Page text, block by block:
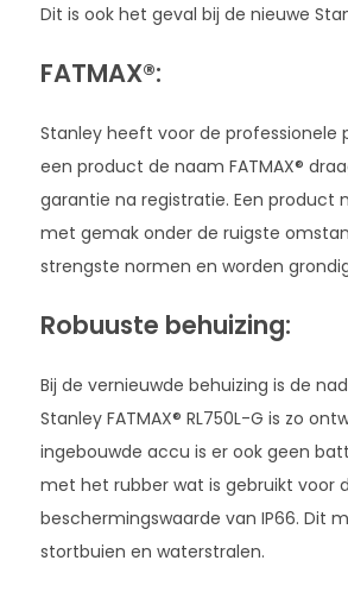
Dit is ook het geval bij de nieuwe
FATMAX®:
Stanley heeft voor de professionele
een product de naam FATMAX®
garantie na registratie. Een product
met gemak onder de ruigste
strengste normen en worden
Robuuste behuizing:
Bij de vernieuwde behuizing is de
Stanley FATMAX® RL750L-G is zo
ingebouwde accu is er ook geen
met het rubber wat is gebruikt voor
beschermingswaarde van IP66. Dit
stortbuien en waterstralen.